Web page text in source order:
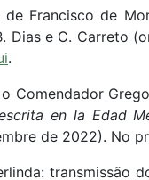
de Francisco de
Dias e C. Carreto
.
Comendador
en la Edad
de 2022). No